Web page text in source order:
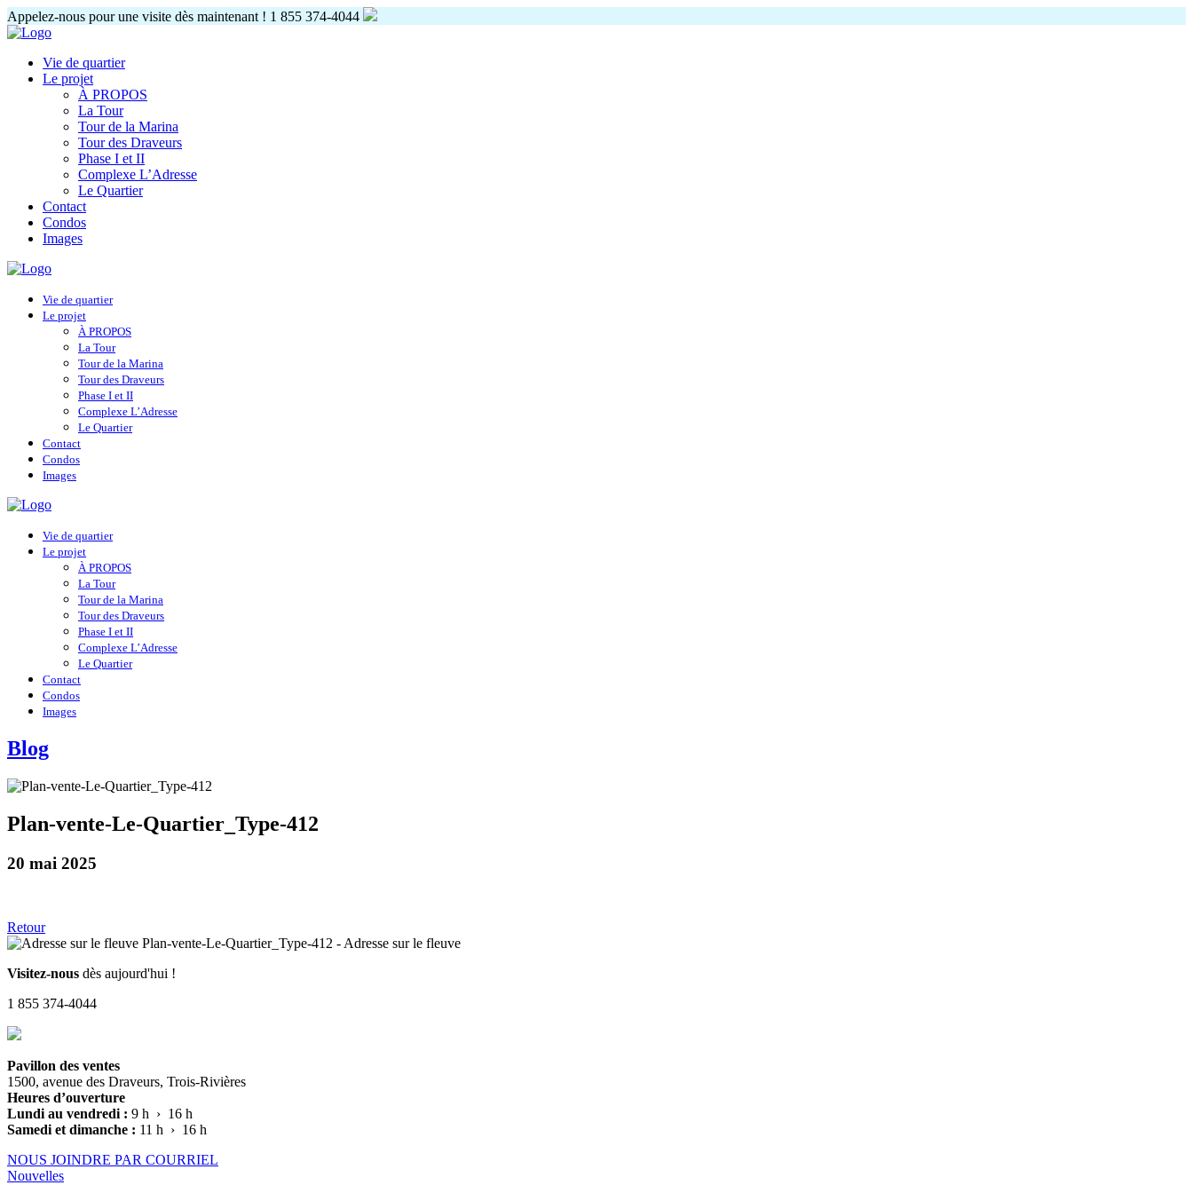
Appelez-nous pour une visite dès maintenant ! 1 855 374-4044
Vie de quartier
Le projet
À PROPOS
La Tour
Tour de la Marina
Tour des Draveurs
Phase I et II
Complexe L’Adresse
Le Quartier
Contact
Condos
Images
Vie de quartier
Le projet
À PROPOS
La Tour
Tour de la Marina
Tour des Draveurs
Phase I et II
Complexe L’Adresse
Le Quartier
Contact
Condos
Images
Vie de quartier
Le projet
À PROPOS
La Tour
Tour de la Marina
Tour des Draveurs
Phase I et II
Complexe L’Adresse
Le Quartier
Contact
Condos
Images
Blog
Plan-vente-Le-Quartier_Type-412
20 mai 2025
Retour
Visitez-nous dès aujourd'hui !
1 855 374-4044
Pavillon des ventes
1500, avenue des Draveurs, Trois-Rivières
Heures d’ouverture
Lundi au vendredi : 9 h › 16 h
Samedi et dimanche : 11 h › 16 h
NOUS JOINDRE PAR COURRIEL
Nouvelles